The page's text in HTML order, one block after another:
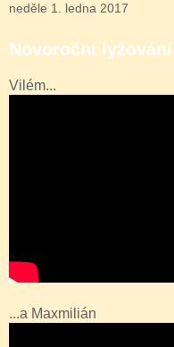
neděle 1. ledna 2017
Novoroční
Vilém...
...a Maxmilián